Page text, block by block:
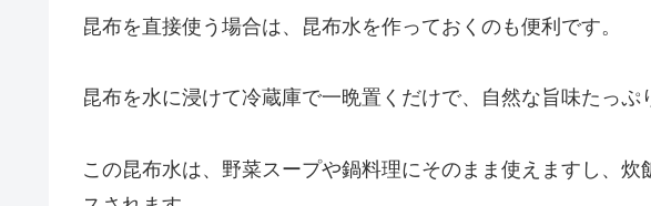
昆布を直接使う場合は、昆布水を作っておくのも便利です。
昆布を水に浸けて冷蔵庫で一晩置くだけで、自然な旨味たっぷ
この昆布水は、野菜スープや鍋料理にそのまま使えますし、炊